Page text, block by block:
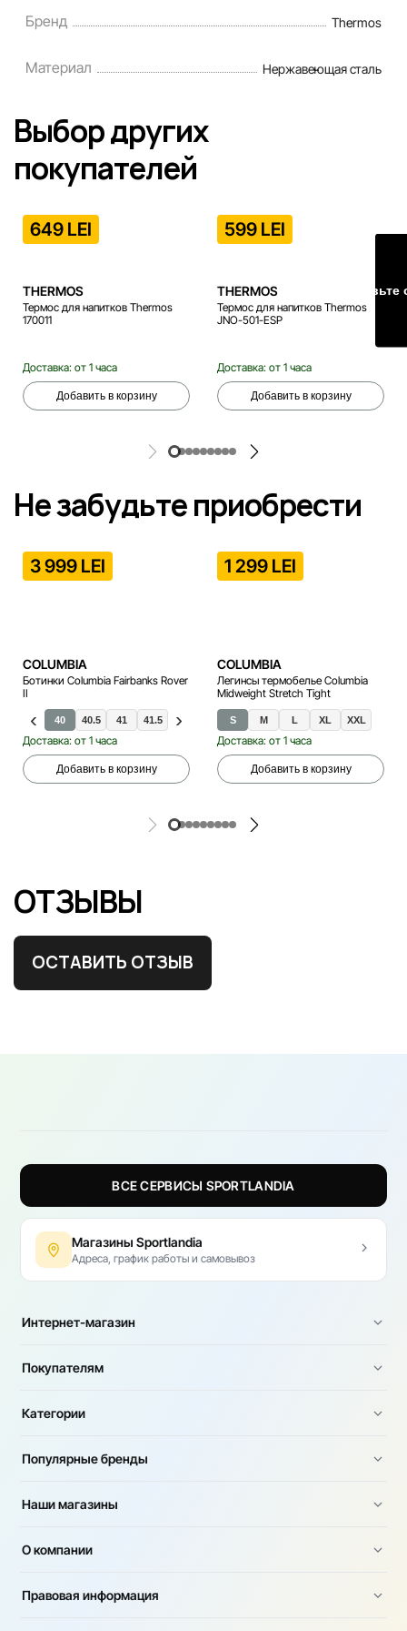
ошибки в кратчайшие разумные сроки.
Бренд Thermos
Материал Нержавеющая сталь
Выбор других
покупателей
649 LEI
THERMOS
Термос для напитков Thermos
170011
Доставка: от 1 часа
Добавить в корзину
599 LEI
THERMOS
Термос для напитков Thermos
JNO-501-ESP
Доставка: от 1 часа
Добавить в корзину
Не забудьте приобрести
3 999 LEI
COLUMBIA
Ботинки Columbia Fairbanks Rover
II
40 40.5 41 41.5 42 43.5 42.5 44.5 45
Доставка: от 1 часа
Добавить в корзину
1 299 LEI
COLUMBIA
Легинсы термобелье Columbia
Midweight Stretch Tight
S M L XL XXL
Доставка: от 1 часа
Добавить в корзину
ОТЗЫВЫ
ОСТАВИТЬ ОТЗЫВ
Оставьте
ВСЕ СЕРВИСЫ SPORTLANDIA
Магазины Sportlandia
Адреса, график работы и самовывоз
Интернет-магазин
Покупателям
Категории
Популярные бренды
Наши магазины
О компании
Правовая информация